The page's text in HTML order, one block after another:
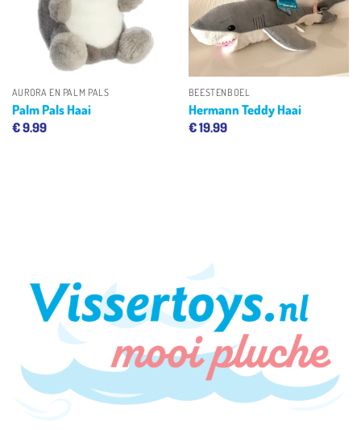
AURORA EN PALM PALS
Palm Pals Haai
€9.99
BEESTENBOEL
Hermann Teddy Haai
€19.99